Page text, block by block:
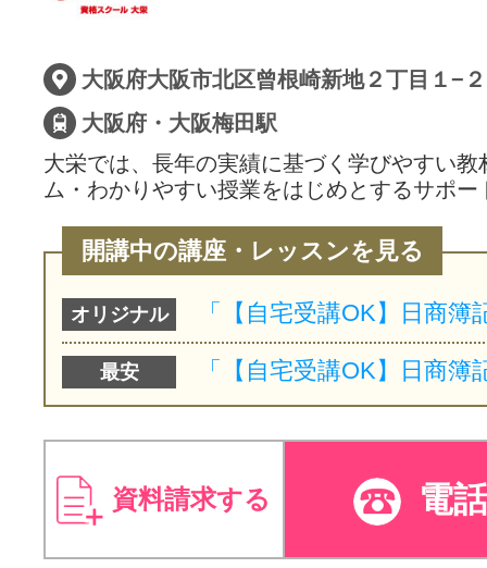
大阪府・大阪梅田駅
大栄では、長年の実績に基づく学びやすい教
ム・わかりやすい授業をはじめとするサポ
開講中の講座・レッスンを見る
オリジナル
最安
資料請求する 電